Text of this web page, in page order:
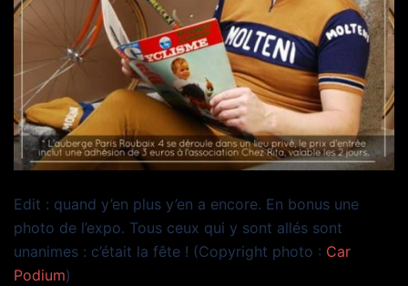
Edit : quand y’en plus y’en a encore. En bonus une
photo de l’expo. Tous ceux qui y sont allés sont
unanimes : c’était la fête ! (Copyright photo : Car
Podium)